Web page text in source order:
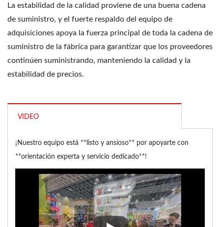
La estabilidad de la calidad proviene de una buena cadena
de suministro, y el fuerte respaldo del equipo de
adquisiciones apoya la fuerza principal de toda la cadena de
suministro de la fábrica para garantizar que los proveedores
continúen suministrando, manteniendo la calidad y la
estabilidad de precios.
VIDEO
¡Nuestro equipo está **listo y ansioso** por apoyarte con
**orientación experta y servicio dedicado**!